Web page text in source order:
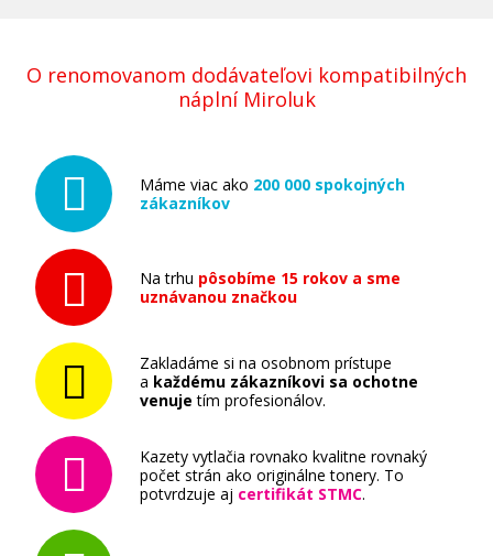
O renomovanom dodávateľovi kompatibilných
náplní Miroluk
Máme viac ako 200 000 spokojných
zákazníkov
Na trhu pôsobíme 15 rokov a sme
uznávanou značkou
Zakladáme si na osobnom prístupe
a každému zákazníkovi sa ochotne
venuje tím profesionálov.
Kazety vytlačia rovnako kvalitne rovnaký
počet strán ako originálne tonery. To
potvrdzuje aj certifikát STMC.